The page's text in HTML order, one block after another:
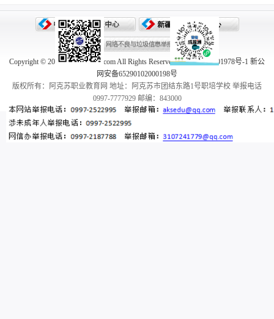
Copyright © 2005-2026 aksedu.com All Rights Reserved. 新ICP备10001978号-1 新公
网安备65290102000198号
版权所有：阿克苏职业教育网 地址：阿克苏市团结东路1号职培学校 举报电话
0997-7777929 邮编：843000